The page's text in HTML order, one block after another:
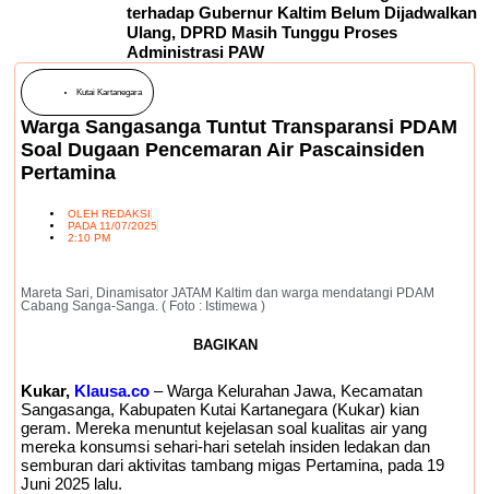
terhadap Gubernur Kaltim Belum Dijadwalkan
Ulang, DPRD Masih Tunggu Proses
Administrasi PAW
Kutai Kartanegara
Warga Sangasanga Tuntut Transparansi PDAM
Soal Dugaan Pencemaran Air Pascainsiden
Pertamina
OLEH REDAKSI
PADA 11/07/2025
2:10 PM
Mareta Sari, Dinamisator JATAM Kaltim dan warga mendatangi PDAM
Cabang Sanga-Sanga. ( Foto : Istimewa )
BAGIKAN
Kukar, Klausa.co – Warga Kelurahan Jawa, Kecamatan
Sangasanga, Kabupaten Kutai Kartanegara (Kukar) kian
geram. Mereka menuntut kejelasan soal kualitas air yang
mereka konsumsi sehari-hari setelah insiden ledakan dan
semburan dari aktivitas tambang migas Pertamina, pada 19
Juni 2025 lalu.